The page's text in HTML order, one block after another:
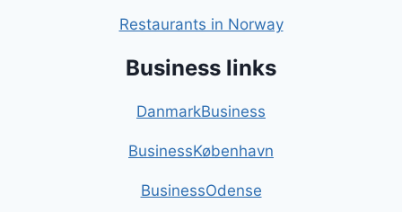
Restaurants in Norway
Business links
DanmarkBusiness
BusinessKøbenhavn
BusinessOdense